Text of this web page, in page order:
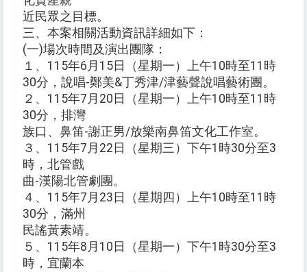
近民眾之目標。
三、本案相關活動資訊詳細如下：
(一)場次時間及演出團隊：
１、115年6月15日（星期一）上午10時至11時
30分，說唱-鄭美&丁秀津/津藝聲說唱藝術團。
２、115年7月20日（星期一）上午10時至11時
30分，排灣
族口、鼻笛-謝正男/放樂南鼻笛文化工作室。
３、115年7月22日（星期三）下午1時30分至3
時，北管戲
曲-漢陽北管劇團。
４、115年7月23日（星期四）上午10時至11時
30分，滿州
民謠黃素靖。
５、115年8月10日（星期一）下午1時30分至3
時，宜蘭本